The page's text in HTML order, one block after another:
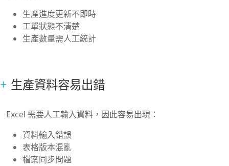
生產進度更新不即時
工單狀態不清楚
生產數量需人工統計
生產資料容易出錯
Excel 需要人工輸入資料，因此容易出現：
資料輸入錯誤
表格版本混亂
檔案同步問題